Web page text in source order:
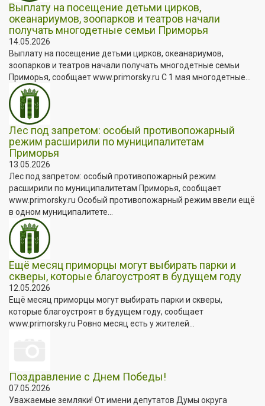
Выплату на посещение детьми цирков,
океанариумов, зоопарков и театров начали
получать многодетные семьи Приморья
14.05.2026
Выплату на посещение детьми цирков, океанариумов,
зоопарков и театров начали получать многодетные семьи
Приморья, сообщает www.primorsky.ru С 1 мая многодетные...
Лес под запретом: особый противопожарный
режим расширили по муниципалитетам
Приморья
13.05.2026
Лес под запретом: особый противопожарный режим
расширили по муниципалитетам Приморья, сообщает
www.primorsky.ru Особый противопожарный режим ввели ещё
в одном муниципалитете...
Ещё месяц приморцы могут выбирать парки и
скверы, которые благоустроят в будущем году
12.05.2026
Ещё месяц приморцы могут выбирать парки и скверы,
которые благоустроят в будущем году, сообщает
www.primorsky.ru Ровно месяц есть у жителей...
Поздравление с Днем Победы!
07.05.2026
Уважаемые земляки! От имени депутатов Думы округа